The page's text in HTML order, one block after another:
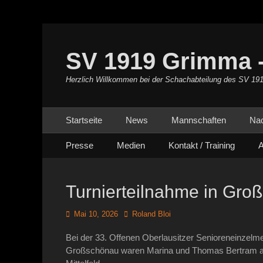
SV 1919
Herzlich Willkommen bei der Schachabteilung des SV
Primäres Menü
Inhalt
Startseite News Mannschaften
Sekundäres Menü
Inhalt
Presse Medien Kontakt / Training
Turnierteilnahme in
PostedMai 10, 2026 AutorRoland Bloi
Bei der 33. Offenen Oberlausitzer
Großschönau waren Marina und Thomas Bertram